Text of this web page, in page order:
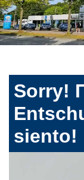
Sorry!
siento!